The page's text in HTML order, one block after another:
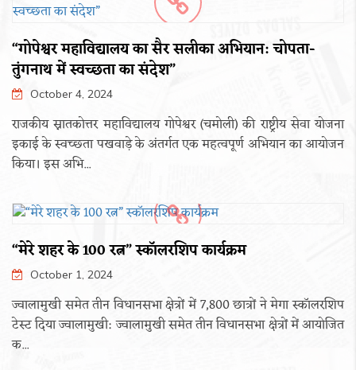
“गोपेश्वर महाविद्यालय का सैर सलीका अभियान: चोपता-
तुंगनाथ में स्वच्छता का संदेश”
October 4, 2024
राजकीय स्नातकोत्तर महाविद्यालय गोपेश्वर (चमोली) की राष्ट्रीय सेवा योजना
इकाई के स्वच्छता पखवाड़े के अंतर्गत एक महत्वपूर्ण अभियान का आयोजन
किया। इस अभि...
“मेरे शहर के 100 रत्न” स्कॉलरशिप कार्यक्रम
October 1, 2024
ज्वालामुखी समेत तीन विधानसभा क्षेत्रों में 7,800 छात्रों ने मेगा स्कॉलरशिप
टेस्ट दिया ज्वालामुखी: ज्वालामुखी समेत तीन विधानसभा क्षेत्रों में आयोजित
क...